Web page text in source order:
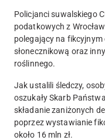
Policjanci suwalskiego
podatkowych z
polegający na
słonecznikową oraz
roślinnego.
Jak ustalili śledczy,
oszukały Skarb
składanie zaniżonych
poprzez wystawianie
około 16 mln zł.